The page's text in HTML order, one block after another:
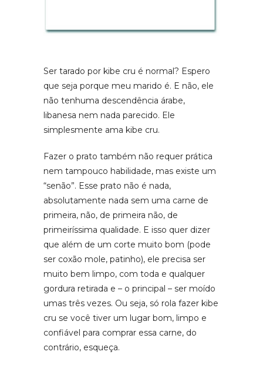
Ser tarado por kibe cru é normal? Espero
que seja porque meu marido é. E não, ele
não tenhuma descendência árabe,
libanesa nem nada parecido. Ele
simplesmente ama kibe cru.
Fazer o prato também não requer prática
nem tampouco habilidade, mas existe um
“senão”. Esse prato não é nada,
absolutamente nada sem uma carne de
primeira, não, de primeira não, de
primeiríssima qualidade. E isso quer dizer
que além de um corte muito bom (pode
ser coxão mole, patinho), ele precisa ser
muito bem limpo, com toda e qualquer
gordura retirada e – o principal – ser moído
umas três vezes. Ou seja, só rola fazer kibe
cru se você tiver um lugar bom, limpo e
confiável para comprar essa carne, do
contrário, esqueça.